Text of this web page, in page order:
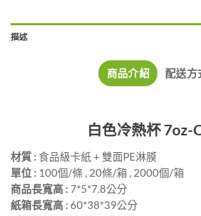
描述
商品介紹 配送方
白色冷熱杯 7oz-
材質 : 食品級卡紙 + 雙面PE淋膜
單位 : 100個/條 , 20條/箱 , 2000個/箱
商品長寬高 : 7*5*7.8公分
紙箱長寬高 : 60*38*39公分